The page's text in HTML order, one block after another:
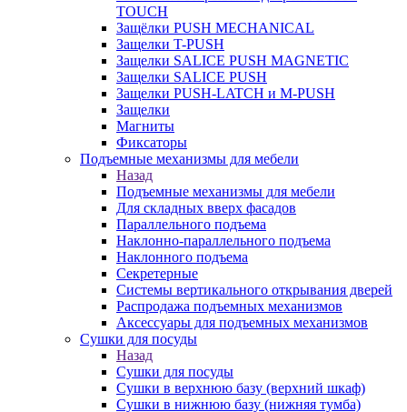
TOUCH
Защёлки PUSH MECHANICAL
Защелки T-PUSH
Защелки SALICE PUSH MAGNETIC
Защелки SALICE PUSH
Защелки PUSH-LATCH и M-PUSH
Защелки
Магниты
Фиксаторы
Подъемные механизмы для мебели
Назад
Подъемные механизмы для мебели
Для складных вверх фасадов
Параллельного подъема
Наклонно-параллельного подъема
Наклонного подъема
Секретерные
Системы вертикального открывания дверей
Распродажа подъемных механизмов
Аксессуары для подъемных механизмов
Сушки для посуды
Назад
Сушки для посуды
Сушки в верхнюю базу (верхний шкаф)
Сушки в нижнюю базу (нижняя тумба)